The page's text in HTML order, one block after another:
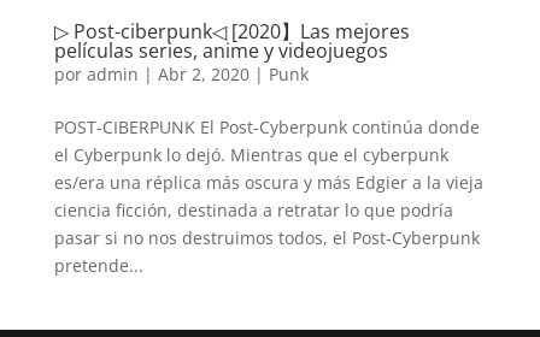
▷ Post-ciberpunk◁ [2020】Las mejores
películas series, anime y videojuegos
por admin | Abr 2, 2020| Punk
POST-CIBERPUNK El Post-Cyberpunk continúa donde
el Cyberpunk lo dejó. Mientras que el cyberpunk
es/era una réplica más oscura y más Edgier a la vieja
ciencia ficción, destinada a retratar lo que podría
pasar si no nos destruimos todos, el Post-Cyberpunk
pretende...